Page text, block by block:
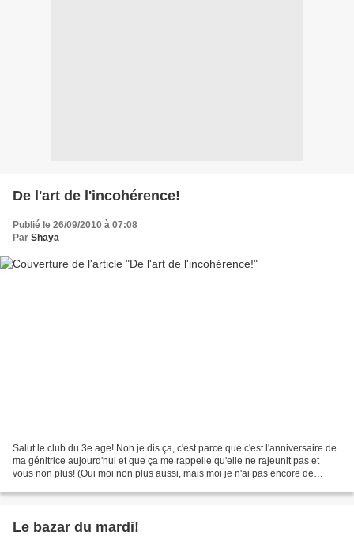
De l'art de l'incohérence!
Publié le 26/09/2010 à 07:08
Par Shaya
Salut le club du 3e age! Non je dis ça, c'est parce que c'est l'anniversaire de
ma génitrice aujourd'hui et que ça me rappelle qu'elle ne rajeunit pas et
vous non plus! (Oui moi non plus aussi, mais moi je n'ai pas encore de
Le bazar du mardi!